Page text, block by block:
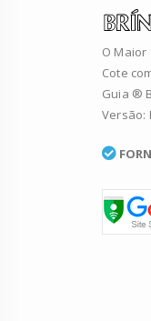
O Maior
Cote
Guia ®
Versão: